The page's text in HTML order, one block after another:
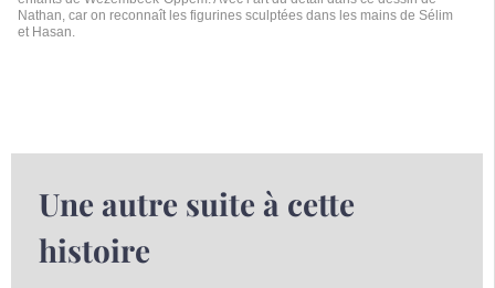
Nathan, car on reconnaît les figurines sculptées dans les mains de Sélim
et Hasan.
Une autre suite à cette
histoire